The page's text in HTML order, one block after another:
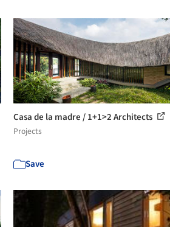
Casa de la madre / 1+1>2 Architects
Projects
Save